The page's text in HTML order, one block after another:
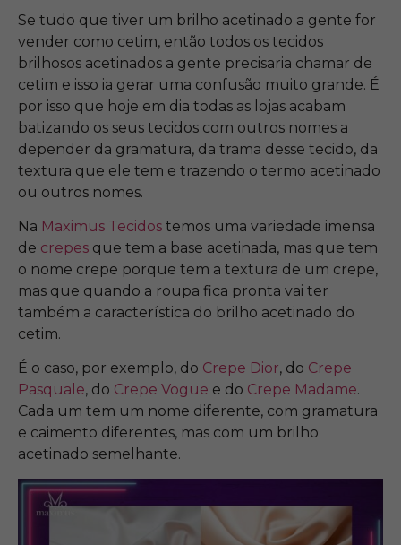
Se tudo que tiver um brilho acetinado a gente for
vender como cetim, então todos os tecidos
brilhosos acetinados a gente precisaria chamar de
cetim e isso ia gerar uma confusão muito grande. É
por isso que hoje em dia todas as lojas acabam
batizando os seus tecidos com outros nomes a
depender da gramatura, da trama desse tecido, da
textura que ele tem e trazendo o termo acetinado
ou outros nomes.
Na Maximus Tecidos temos uma variedade imensa
de crepes que tem a base acetinada, mas que tem
o nome crepe porque tem a textura de um crepe,
mas que quando a roupa fica pronta vai ter
também a característica do brilho acetinado do
cetim.
É o caso, por exemplo, do Crepe Dior, do Crepe
Pasquale, do Crepe Vogue e do Crepe Madame.
Cada um tem um nome diferente, com gramatura
e caimento diferentes, mas com um brilho
acetinado semelhante.